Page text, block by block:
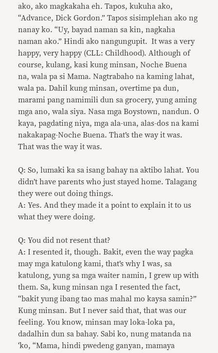
ako, ako magkakaha eh. Tapos, kukuha ako,
“Advance, Dick Gordon.” Tapos sisimplehan ako ng
nanay ko. “Uy, bayad naman sa kin, nagkaha
naman ako.” Hindi ako nangungupit. It was a very
happy, very happy (CLL: Childhood). Although of
course, kulang, kasi kung minsan, Noche Buena
na, wala pa si Mama. Nagtrabaho na kaming lahat,
wala pa. Dahil kung minsan, overtime pa dun,
marami pang namimili dun sa grocery, yung aming
mga ano, wala siya. Nasa mga Boystown, nandun. O
kaya, pagdating niya, mga ala-una, alas-dos na kami
nakakapag-Noche Buena. That’s the way it was.
That was the way it was.
Q: So, lumaki ka sa isang bahay na aktibo lahat. You
didn’t have parents who just stayed home. Talagang
they were out doing things.
A: Yes. And they made it a point to explain it to us
what they were doing.
Q: You did not resent that?
A: I resented it, though. Bakit, even the way pagka
may mga katulong kami, that’s why I was, sa
katulong, yung sa mga waiter namin, I grew up with
them. Sa, kung minsan nga I resented the fact,
“bakit yung ibang tao mas mahal mo kaysa samin?”
Kung minsan. But I never said that, that was our
feeling. You know, minsan may loka-loka pa,
dadalhin dun sa bahay. Sabi ko, nung matanda na
‘ko, “Mama, hindi pwedeng ganyan, mamaya